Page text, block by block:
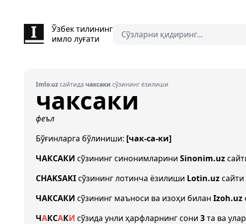
Ўзбек тилининг
имло луғати
Imlo.uzсайтида чаксаки сўзининг ёзилиши
чаксаки
феъл
Бўғинларга бўлиниши: [чак-са-ки]
ЧАКСАКИ сўзининг синонимларини Sinonim.uz
CHAKSAKIсўзининг лотинча ёзилиши Lotin.uz
ЧАКСАКИ сўзининг маъноси ва изоҳи билан Izoh.uz
ЧАКСАКИ сўзида унли ҳарфларнинг сони 3та ва